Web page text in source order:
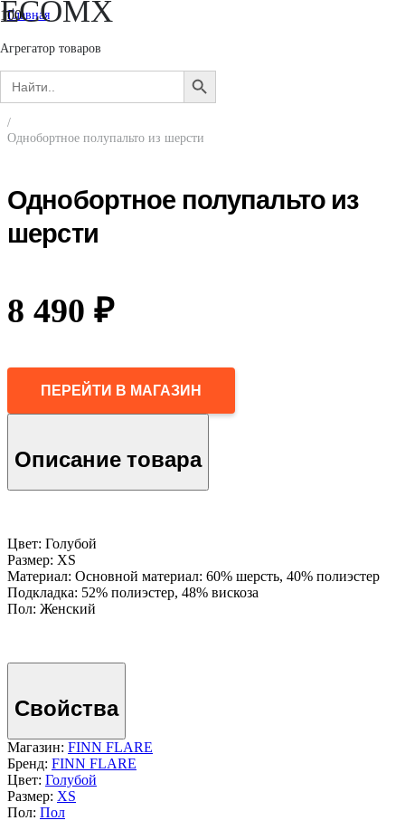
ECOMX
Агрегатор товаров
Search
for:
SEARCH
BUTTON
Главная
Женщинам
Верхняя одежда
Пальто
/
Однобортное полупальто из шерсти
Однобортное полупальто из
шерсти
8 490 ₽
ПЕРЕЙТИ В МАГАЗИН
Описание товара
Цвет: Голубой
Размер: XS
Материал: Основной материал: 60% шерсть, 40% полиэстер
Подкладка: 52% полиэстер, 48% вискоза
Пол: Женский
Свойства
Магазин: FINN FLARE
Бренд: FINN FLARE
Цвет: Голубой
Размер: XS
Пол: Пол